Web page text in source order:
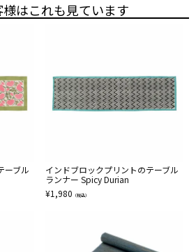
はこれも見ています
ーブル
インドブロックプリントのテーブル
ランナー Spicy Durian
¥1,980 （税込）